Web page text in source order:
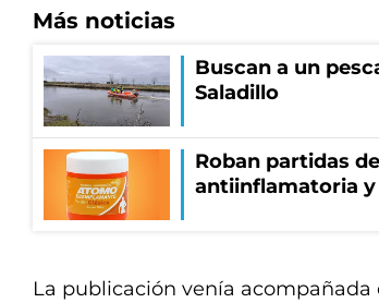
Más noticias
Buscan a un
Saladillo
Roban partidas
antiinflamatoria
La publicación venía